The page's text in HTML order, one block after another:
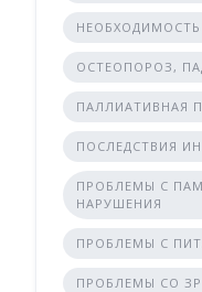
ОСТЕОПОРОЗ,
ПАЛЛИАТИВНАЯ
ПОСЛЕДСТВИЯ
ПРОБЛЕМЫ С
НАРУШЕНИЯ
ПРОБЛЕМЫ С
ПРОБЛЕМЫ СО